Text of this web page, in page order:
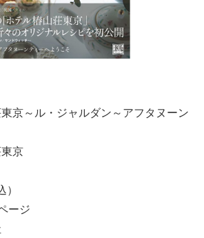
京～ル・ジャルダン～アフタヌーン
京
ージ